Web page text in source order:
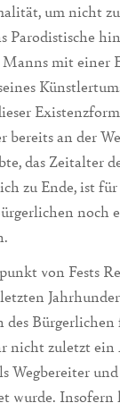
um nicht
Parodistische
mit einer
bereits an der
das Zeitalter
zu Ende, ist für
noch
von Fests
des
nicht zuletzt ein
Wegbereiter
wurde. Insofern